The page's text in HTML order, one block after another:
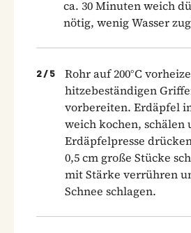
ca. 30 Minuten weich
nötig, wenig Wasser
2 / 5
Rohr auf 200°C
hitzebeständigen
vorbereiten. Erdäpfel
weich kochen, schälen
Erdäpfelpresse
0,5 cm große Stücke
mit Stärke verrühren
Schnee schlagen.